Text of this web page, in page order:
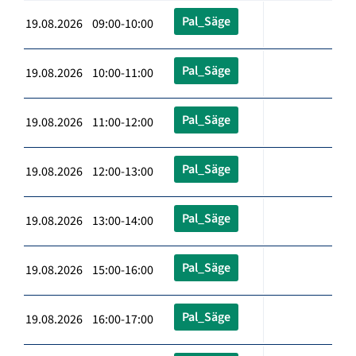
19.08.2026 09:00-10:00 Pal_Säge
19.08.2026 10:00-11:00 Pal_Säge
19.08.2026 11:00-12:00 Pal_Säge
19.08.2026 12:00-13:00 Pal_Säge
19.08.2026 13:00-14:00 Pal_Säge
19.08.2026 15:00-16:00 Pal_Säge
19.08.2026 16:00-17:00 Pal_Säge